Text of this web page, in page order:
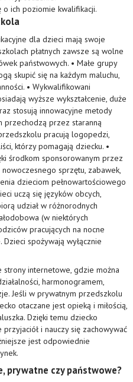
o ich poziomie kwalifikacji.
dla dzieci mają swoje
płatnych zawsze są wolne
państwowych. • Małe grupy
skupić się na każdym maluchu,
• Wykwalifikowani
wyższe wykształcenie, duże
stosują innowacyjne metody
przechodzą przez staranną
pracują logopedzi,
którzy pomagają dziecku. •
środkom sponsorowanym przez
sprzętu, zabawek,
dzieciom pełnowartościowego
uczą się języków obcych,
udział w różnorodnych
(w niektórych
pracujących na nocne
spożywają wyłącznie
internetowe, gdzie można
harmonogramem,
Jeśli w prywatnym przedszkolu
otaczane jest opieką i miłością,
Dzięki temu dziecko
i nauczy się zachowywać
jest odpowiednie
prywatne czy państwowe?